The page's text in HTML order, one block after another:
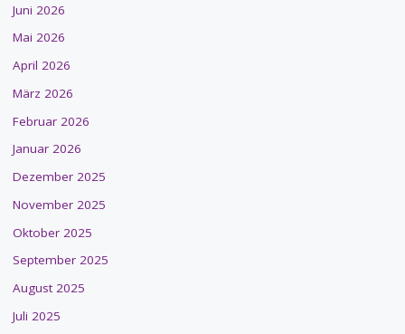
Juni 2026
Mai 2026
April 2026
März 2026
Februar 2026
Januar 2026
Dezember 2025
November 2025
Oktober 2025
September 2025
August 2025
Juli 2025